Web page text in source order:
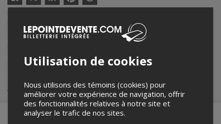
Facebook LinkedinPinterestEnvoyer
Lepointdevente.com agit à titre de mandataire pour
dans le cadre de l’affichage en ligne et la vente de billets pour ses
événements.
info@ausgangplaza.com.
Achat de billets
Utilisation de cookies
Nous utilisons des témoins (cookies) pour
améliorer votre expérience de navigation, offrir
des fonctionnalités relatives à notre site et
analyser le trafic de nos sites.